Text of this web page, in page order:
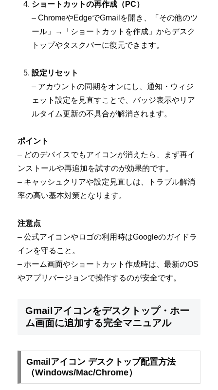
ショートカットの再作成（PC）
– ChromeやEdgeでGmailを開き、「その他のツ
ール」→「ショートカットを作成」からデスク
トップやタスクバーに復元できます。
設定リセット
– アカウントの同期をオンにし、通知・ウィジ
ェット設定を見直すことで、バッジ表示やリア
ルタイム更新の不具合が解消されます。
ポイント
– どのデバイスでもアイコンが消えたら、まず再イ
ンストールや再追加を試すのが効果的です。
– キャッシュクリアや設定見直しは、トラブル解消
率の高い基本対策となります。
注意点
– 公式アイコンやロゴの利用時はGoogleのガイドラ
インを守ること。
– ホーム画面やショートカット作成時は、最新のOS
やアプリバージョンで操作するのが安全です。
Gmailアイコンをデスクトップ・ホー
ム画面に追加する完全マニュアル
Gmailアイコン デスクトップ配置方法
（Windows/Mac/Chrome）